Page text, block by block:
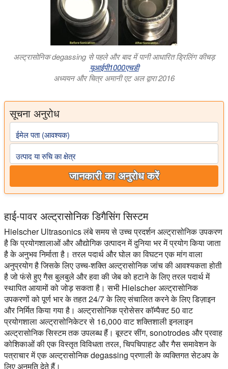
अल्ट्रासोनिक degassing से पहले और बाद में पानी आधारित ड्रिलिंग कीचड़
यूआईपी1000एचडी
अध्ययन और चित्र अमानी एट अल द्वारा 2016
सूचना अनुरोध
ईमेल पता (आवश्यक)
उत्पाद या रुचि का क्षेत्र
जानकारी का अनुरोध करें
हाई-पावर अल्ट्रासोनिक डिगैसिंग सिस्टम
Hielscher Ultrasonics लंबे समय से उच्च प्रदर्शन अल्ट्रासोनिक उपकरण
है कि प्रयोगशालाओं और औद्योगिक उत्पादन में दुनिया भर में प्रयोग किया जाता
है के अनुभव निर्माता है। तरल पदार्थ और घोल का विघटन एक मांग वाला
अनुप्रयोग है जिसके लिए उच्च-शक्ति अल्ट्रासोनिक जांच की आवश्यकता होती
है जो फंसे हुए गैस बुलबुले और हवा की जेब को हटाने के लिए तरल पदार्थ में
स्थापित आयामों को जोड़ सकता है। सभी Hielscher अल्ट्रासोनिक
उपकरणों को पूर्ण भार के तहत 24/7 के लिए संचालित करने के लिए डिज़ाइन
और निर्मित किया गया है। अल्ट्रासोनिक प्रोसेसर कॉम्पैक्ट 50 वाट
प्रयोगशाला अल्ट्रासोनिकेटर से 16,000 वाट शक्तिशाली इनलाइन
अल्ट्रासोनिक सिस्टम तक उपलब्ध हैं। बूस्टर सींग, sonotrodes और प्रवाह
कोशिकाओं की एक विस्तृत विविधता तरल, चिपचिपाहट और गैस समावेशन के
पत्राचार में एक अल्ट्रासोनिक degassing प्रणाली के व्यक्तिगत सेटअप के
लिए अनुमति देते हैं।